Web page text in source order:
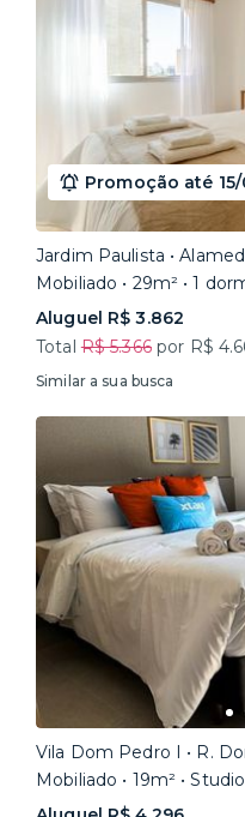
Promoção até
Jardim Paulista •
Mobiliado • 29m² • 1
Aluguel R$ 3.862
TotalR$ 5.366por R$
Similar a sua busca
Vila Dom Pedro I • R.
Mobiliado • 19m² • Studio